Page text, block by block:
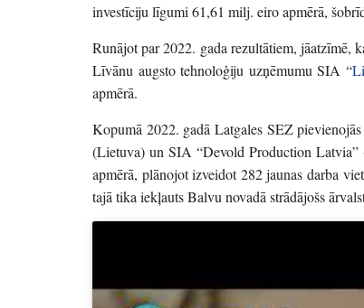
investīciju līgumi 61,61 milj. eiro apmērā,
Runājot par 2022. gada rezultātiem, jāatzīmē,
Līvānu augsto tehnoloģiju uzņēmumu SIA “
apmērā.
Kopumā 2022. gadā Latgales SEZ
(Lietuva) un SIA “Devold Production
apmērā, plānojot izveidot 282 jaunas darba
tajā tika iekļauts Balvu novadā strādājošs